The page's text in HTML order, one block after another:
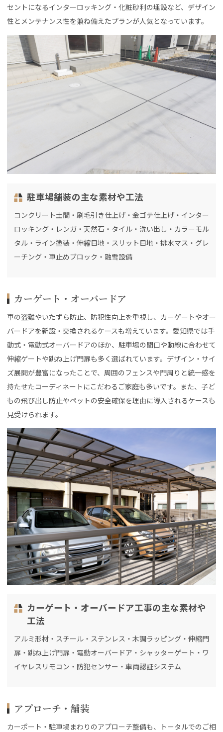
セントになるインターロッキング・化粧砂利の埋設など、デザイン
性とメンテナンス性を兼ね備えたプランが人気となっています。
駐車場舗装の主な素材や工法
コンクリート土間・刷毛引き仕上げ・金ゴテ仕上げ・インター
ロッキング・レンガ・天然石・タイル・洗い出し・カラーモル
タル・ライン塗装・伸縮目地・スリット目地・排水マス・グレ
ーチング・車止めブロック・融雪設備
カーゲート・オーバードア
車の盗難やいたずら防止、防犯性向上を重視し、カーゲートやオー
バードアを新設・交換されるケースも増えています。愛知県では手
動式・電動式オーバードアのほか、駐車場の間口や動線に合わせて
伸縮ゲートや跳ね上げ門扉も多く選ばれています。デザイン・サイ
ズ展開が豊富になったことで、周囲のフェンスや門周りと統一感を
持たせたコーディネートにこだわるご家庭も多いです。また、子ど
もの飛び出し防止やペットの安全確保を理由に導入されるケースも
見受けられます。
カーゲート・オーバードア工事の主な素材や
工法
アルミ形材・スチール・ステンレス・木調ラッピング・伸縮門
扉・跳ね上げ門扉・電動オーバードア・シャッターゲート・ワ
イヤレスリモコン・防犯センサー・車両認証システム
アプローチ・舗装
カーポート・駐車場まわりのアプローチ整備も、トータルでのご相